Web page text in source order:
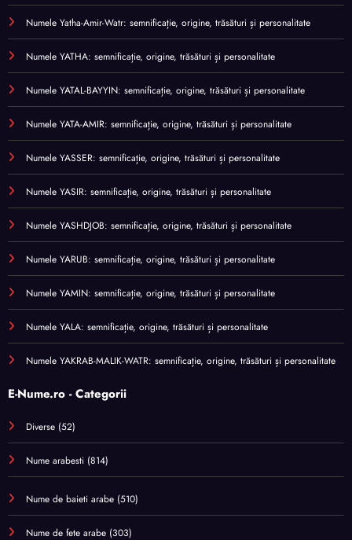
Numele Yatha-Amir-Watr: semnificație, origine, trăsături și personalitate
Numele YATHA: semnificație, origine, trăsături și personalitate
Numele YATAL-BAYYIN: semnificație, origine, trăsături și personalitate
Numele YATA-AMIR: semnificație, origine, trăsături și personalitate
Numele YASSER: semnificație, origine, trăsături și personalitate
Numele YASIR: semnificație, origine, trăsături și personalitate
Numele YASHDJOB: semnificație, origine, trăsături și personalitate
Numele YARUB: semnificație, origine, trăsături și personalitate
Numele YAMIN: semnificație, origine, trăsături și personalitate
Numele YALA: semnificație, origine, trăsături și personalitate
Numele YAKRAB-MALIK-WATR: semnificație, origine, trăsături și personalitate
E-Nume.ro - Categorii
Diverse (52)
Nume arabesti (814)
Nume de baieti arabe (510)
Nume de fete arabe (303)